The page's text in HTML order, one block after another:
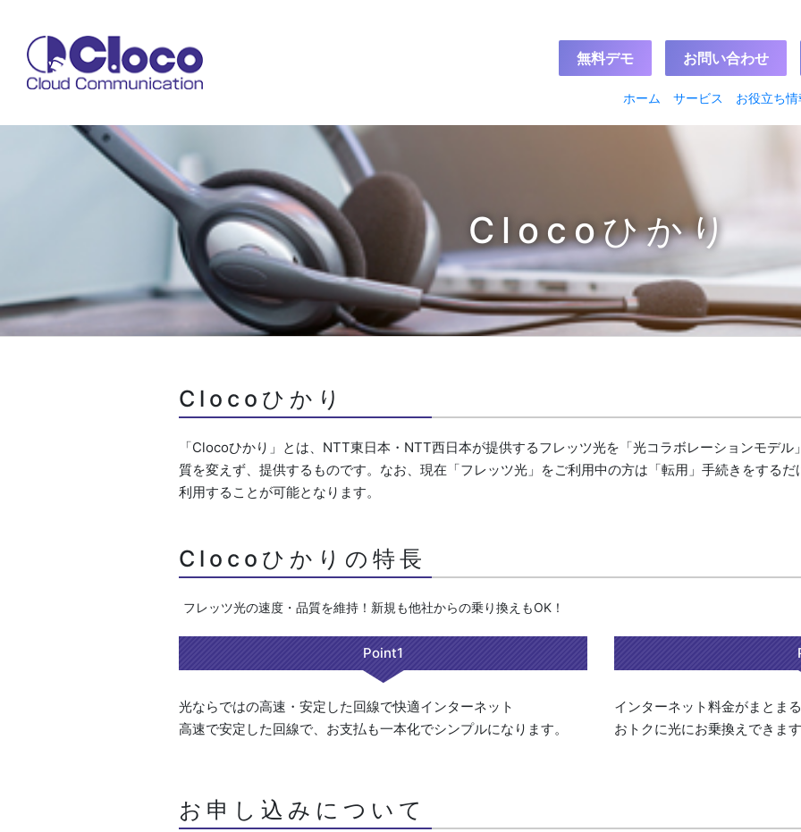
無料デモ お問い合わせ
ホーム サービス お役立ち情
Clocoひかり
Clocoひかり
「Clocoひかり」とは、NTT東日本・NTT西日本が提供するフレッツ光を「光コラボレーションモデ
質を変えず、提供するものです。なお、現在「フレッツ光」をご利用中の方は「転用」手続きをする
利用することが可能となります。
Clocoひかりの特長
フレッツ光の速度・品質を維持！新規も他社からの乗り換えもOK！
Point1
光ならではの高速・安定した回線で快適インターネット
高速で安定した回線で、お支払も一本化でシンプルになります。
インターネット料金がまとま
おトクに光にお乗換えできま
お申し込みについて